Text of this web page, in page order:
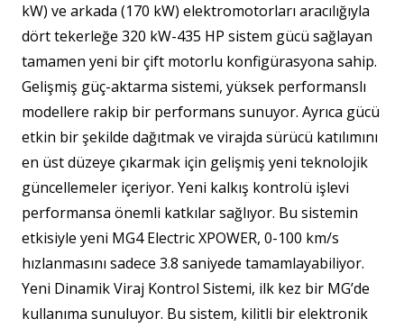
kW) ve arkada (170 kW) elektromotorları aracılığıyla
dört tekerleğe 320 kW-435 HP sistem gücü sağlayan
tamamen yeni bir çift motorlu konfigürasyona sahip.
Gelişmiş güç-aktarma sistemi, yüksek performanslı
modellere rakip bir performans sunuyor. Ayrıca gücü
etkin bir şekilde dağıtmak ve virajda sürücü katılımını
en üst düzeye çıkarmak için gelişmiş yeni teknolojik
güncellemeler içeriyor. Yeni kalkış kontrolü işlevi
performansa önemli katkılar sağlıyor. Bu sistemin
etkisiyle yeni MG4 Electric XPOWER, 0-100 km/s
hızlanmasını sadece 3.8 saniyede tamamlayabiliyor.
Yeni Dinamik Viraj Kontrol Sistemi, ilk kez bir MG’de
kullanıma sunuluyor. Bu sistem, kilitli bir elektronik